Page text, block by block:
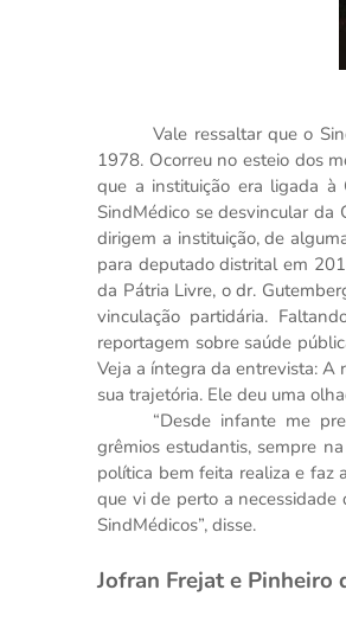
Vale ressaltar que o
1978. Ocorreu no esteio dos
que a instituição era ligada à
SindMédico se desvincular da
dirigem a instituição, de
para deputado distrital em
da Pátria Livre, o dr.
vinculação partidária.
reportagem sobre saúde
Veja a íntegra da entrevista: A
sua trajetória. Ele deu uma
“Desde infante me
grêmios estudantis, sempre
política bem feita realiza e faz
que vi de perto a necessidade
SindMédicos”, disse.
Jofran Frejat e Pinheiro